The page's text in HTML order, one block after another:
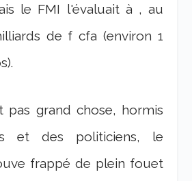
le FMI l'évaluait à , au
de f cfa (environ 1
pas grand chose, hormis
et des politiciens, le
frappé de plein fouet